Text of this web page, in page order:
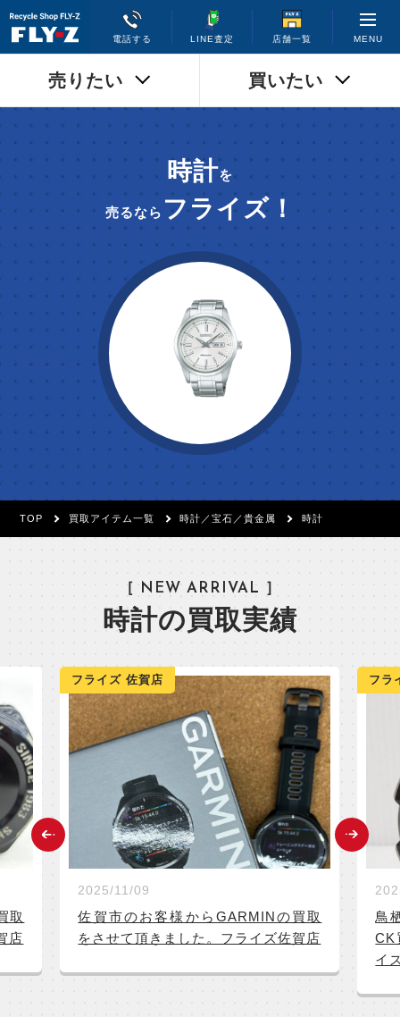
電話する LINE査定 店舗一覧 MENU
売りたい 買いたい
時計を
売るなら フライズ！
TOP 買取アイテム一覧 時計／宝石／貴金属 時計
［ NEW ARRIVAL ］
時計の買取実績
取
店
フライズ 佐賀店
2025/11/09
佐賀市のお客様からGARMINの買取
をさせて頂きました。フライズ佐賀店
フラ
鳥
CK
イ